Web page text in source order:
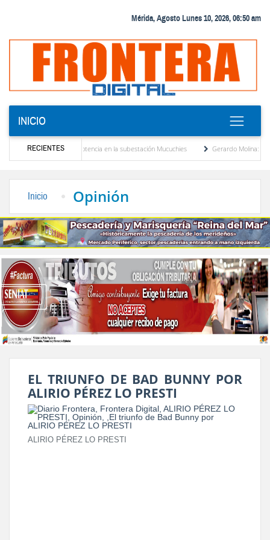
Mérida, Agosto Lunes 10, 2026, 06:50 am
INICIO
RECIENTES
transformador de potencia en la subestación Mucuchies
Gerardo Molina: “El
Inicio Opinión
EL TRIUNFO DE BAD BUNNY POR
ALIRIO PÉREZ LO PRESTI
ALIRIO PÉREZ LO PRESTI